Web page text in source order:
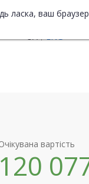
ласка, ваш
UA
ENG
вартість
120